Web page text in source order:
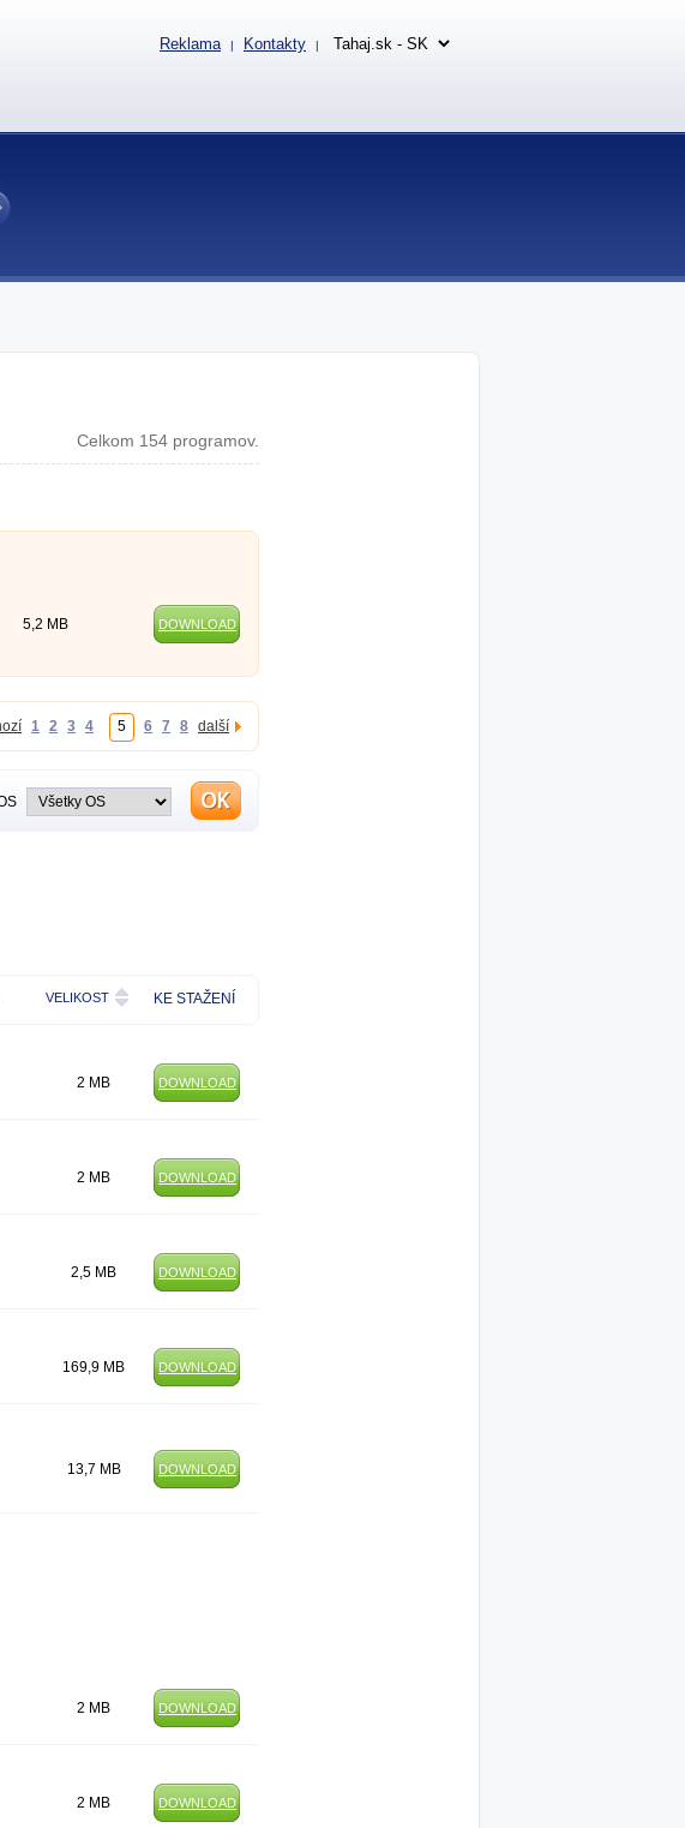
Celkom 154 programov.
5,2 MB DOWNLOAD
1 2 3 4 5 6 7 8 další
VELIKOST KE STAŽENÍ
2 MB DOWNLOAD
2 MB DOWNLOAD
2,5 MB DOWNLOAD
169,9 MB DOWNLOAD
13,7 MB DOWNLOAD
2 MB DOWNLOAD
2 MB DOWNLOAD
Reklama | Kontakty |